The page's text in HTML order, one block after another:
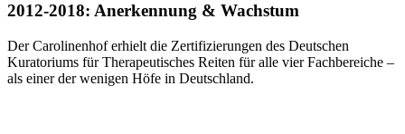
2012-2018: Anerkennung & Wachstum
Der Carolinenhof erhielt die Zertifizierungen des Deutschen
Kuratoriums für Therapeutisches Reiten für alle vier Fachbereiche –
als einer der wenigen Höfe in Deutschland.